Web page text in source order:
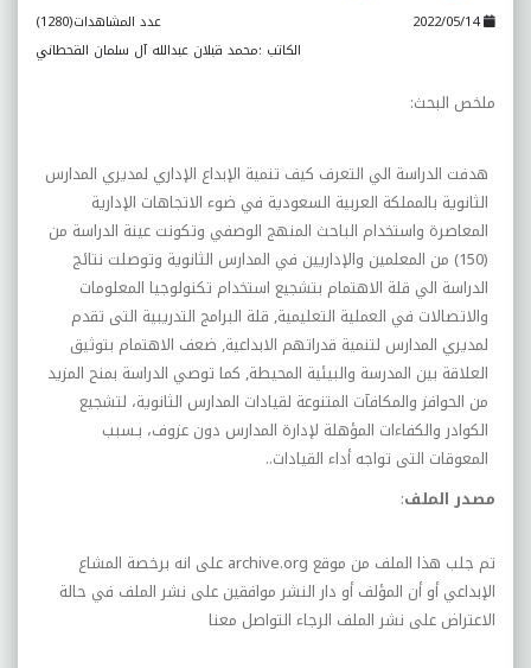
2022/05/14
عدد المشاهدات(1280)
الكاتب :محمد قبلان عبدالله آل سلمان القحطاني
ملخص البحث:
هدفت الدراسة الي التعرف کيف تنمية الإبداع الإداري لمديري المدارس
الثانوية بالمملکة العربية السعودية في ضوء الاتجاهات الإدارية
المعاصرة واستخدام الباحث المنهج الوصفي وتکونت عينة الدراسة من
(150) من المعلمين والإداريين في المدارس الثانوية وتوصلت نتائج
الدراسة الي قلة الاهتمام بتشجيع استخدام تکنولوجيا المعلومات
والاتصالات في العملية التعليمية, قلة البرامج التدريبية التى تقدم
لمديري المدارس لتنمية قدراتهم الابداعية, ضعف الاهتمام بتوثيق
العلاقة بين المدرسة والبيئية المحيطة, کما توصي الدراسة بمنح المزيد
من الحوافز والمکافآت المتنوعة لقيادات المدارس الثانوية، لتشجيع
الکوادر والکفاءات المؤهلة لإدارة المدارس دون عزوف، بـسبب
المعوقات التى تواجه أداء القيادات.
.
مصدر الملف:
تم جلب هذا الملف من موقع archive.org على انه برخصة المشاع
الإبداعي أو أن المؤلف أو دار النشر موافقين على نشر الملف في حالة
الاعتراض على نشر الملف الرجاء التواصل معنا